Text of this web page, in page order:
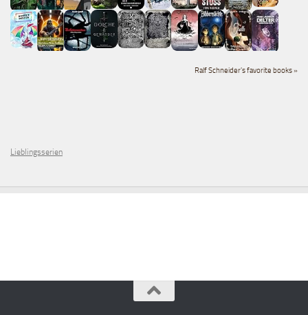
Ralf Schneider's favorite books »
Lieblingsserien